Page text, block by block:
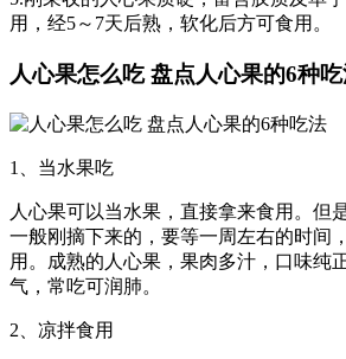
用，经5～7天后熟，软化后方可食用。
人心果怎么吃 盘点人心果的6种
1、当水果吃
人心果可以当水果，直接拿来食用。但
一般刚摘下来的，要等一周左右的时间
用。成熟的人心果，果肉多汁，口味纯
气，常吃可润肺。
2、凉拌食用